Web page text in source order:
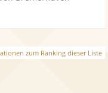
zum Ranking dieser Liste